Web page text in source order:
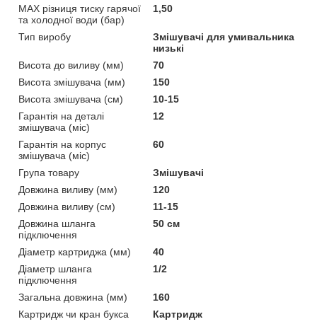
MAX різниця тиску гарячої
та холодної води (бар)
1,50
Тип виробу
Змішувачі для умивальника
низькі
Висота до виливу (мм)
70
Висота змішувача (мм)
150
Висота змішувача (см)
10-15
Гарантія на деталі
змішувача (міс)
12
Гарантія на корпус
змішувача (міс)
60
Група товару
Змішувачі
Довжина виливу (мм)
120
Довжина виливу (см)
11-15
Довжина шланга
підключення
50 см
Діаметр картриджа (мм)
40
Діаметр шланга
підключення
1/2
Загальна довжина (мм)
160
Картридж чи кран букса
Картридж